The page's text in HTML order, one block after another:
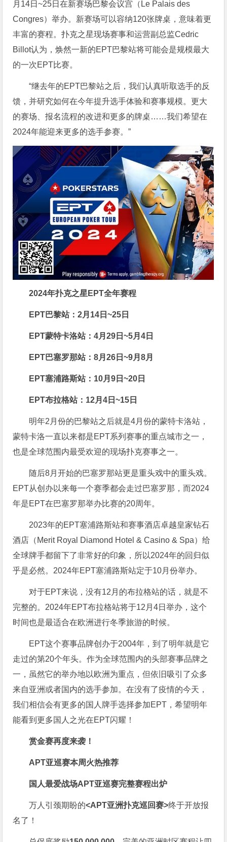
月14日~25日在新赛场巴黎会议宫（Le Palais des
Congres）举办。新赛场可以容纳120张牌桌，意味着更
丰富的赛程。扑克之星现场赛事和运营副总监Cedric
Billot认为，焕然一新的EPT巴黎站将可能会是规模最大
的一次EPT比赛。
“继去年的EPT巴黎站之后，我们认真听取选手的反
馈，并研究如何在今年提升选手体验和赛事规模。更大
的赛场、报名流程的改进和更多的牌桌……我们希望在
2024年能迎来更多的选手参赛。”
2024年扑克之星EPT全年赛程
EPT巴黎站：2月14日~25日
EPT蒙特卡洛站：4月29日~5月4日
EPT巴塞罗那站：8月26日~9月8月
EPT塞浦路斯站：10月9日~20日
EPT布拉格站：12月4日~15日
明年2月份的巴黎站之后就是4月份的蒙特卡洛站，
蒙特卡洛一直以来都是EPT系列赛事的重点城市之一，
也是全球范围内最受欢迎的现场扑克赛事之一。
随后8月开始的巴塞罗那站更是重头戏中的重头戏。
EPT从创办以来每一个赛季都会走过巴塞罗那，而2024
年是EPT在巴塞罗那举办比赛的20周年。
2023年的EPT塞浦路斯站和赛事酒店卓越皇家钻石
酒店（Merit Royal Diamond Hotel & Casino & Spa）给
全球牌手都留下了非常好的印象，所以2024年的回归似
乎是必然。2024年EPT塞浦路斯站定于10月份举办。
对于EPT来说，没有12月的布拉格站的话，就是不
完整的。2024年EPT布拉格站将于12月4日举办，这个
时间也是最适合在欧洲进行冬季旅游的时候。
EPT这个赛事品牌创办于2004年，到了明年就是它
走过的第20个年头。作为全球范围内的头部赛事品牌之
一，虽然它的举办地以欧洲为重点，但依旧吸引了众多
来自亚洲或者国内的选手参加。在没有了疫情的今天，
我们相信会有更多的国人牌手选择参加EPT，希望明年
能看到更多国人之光在EPT闪耀！
赏金赛再度来袭！
APT亚巡赛本周火热推荐
国人最爱战场APT亚巡赛完整赛程出炉
万人引颈期盼的<APT亚洲扑克巡回赛>终于开放报
名了！